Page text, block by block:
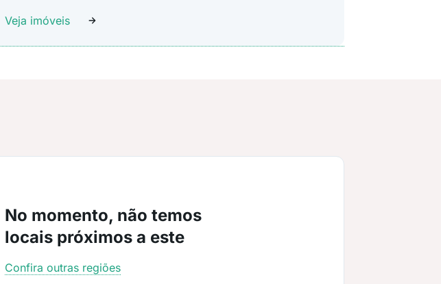
Veja imóveis
No momento, não temos
locais próximos a este
Confira outras regiões